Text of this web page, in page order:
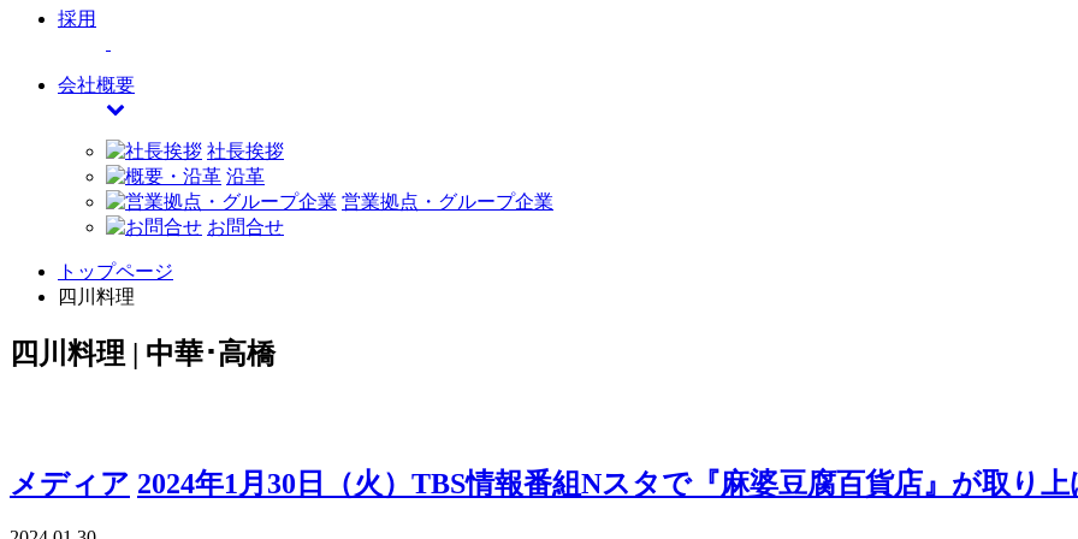
採用
会社概要
社長挨拶
沿革
営業拠点・グループ企業
お問合せ
トップページ
四川料理
四川料理 | 中華･高橋
メディア 2024年1月30日（火）TBS情報番組Nスタで『麻婆豆腐百貨店』が取り上